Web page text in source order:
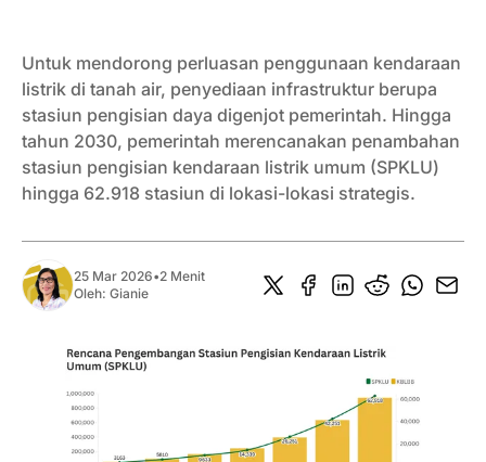
Untuk mendorong perluasan penggunaan kendaraan
listrik di tanah air, penyediaan infrastruktur berupa
stasiun pengisian daya digenjot pemerintah. Hingga
tahun 2030, pemerintah merencanakan penambahan
stasiun pengisian kendaraan listrik umum (SPKLU)
hingga 62.918 stasiun di lokasi-lokasi strategis.
25 Mar 2026•2 Menit
Oleh: Gianie